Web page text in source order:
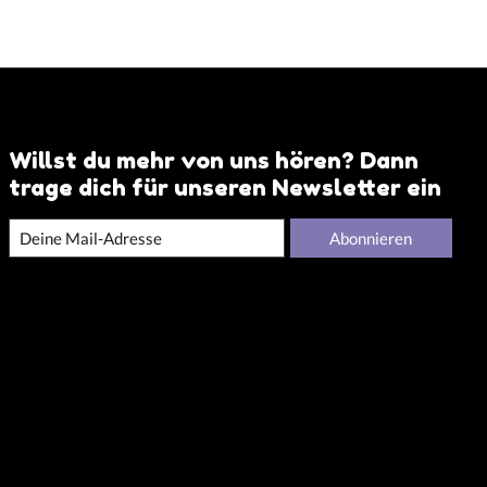
Willst du mehr von uns hören? Dann
trage dich für unseren Newsletter ein
Abonnieren